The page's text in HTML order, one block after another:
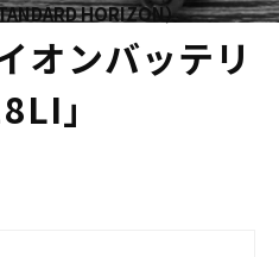
HORIZON）
オンバッテリ
」